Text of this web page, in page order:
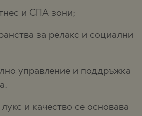
и СПА зони;
за релакс и социални
управление и поддръжка
и качество се основава